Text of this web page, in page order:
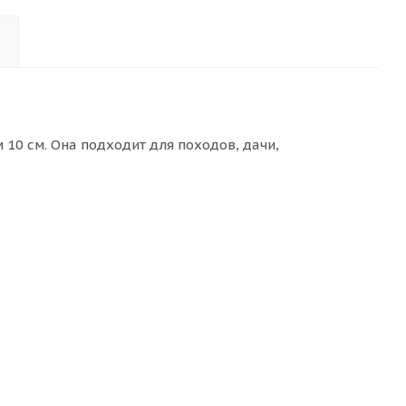
см. Она подходит для походов, дачи,